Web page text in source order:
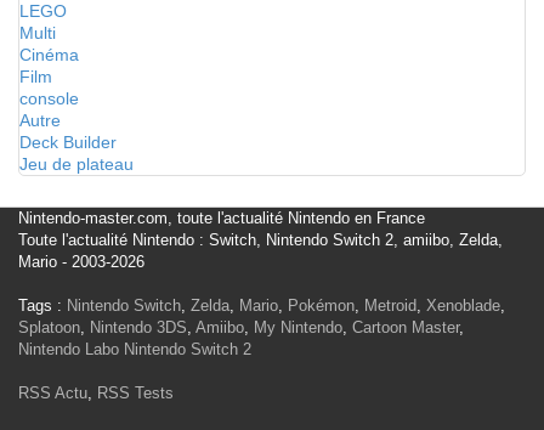
LEGO
Multi
Cinéma
Film
console
Autre
Deck Builder
Jeu de plateau
Nintendo-master.com, toute l'actualité Nintendo en France
Toute l'actualité Nintendo : Switch, Nintendo Switch 2, amiibo, Zelda,
Mario - 2003-2026
Tags : Nintendo Switch, Zelda, Mario, Pokémon, Metroid, Xenoblade,
Splatoon, Nintendo 3DS, Amiibo, My Nintendo, Cartoon Master,
Nintendo Labo Nintendo Switch 2
RSS Actu, RSS Tests